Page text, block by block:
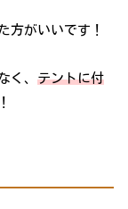
方がいいです！
く、 テントに付